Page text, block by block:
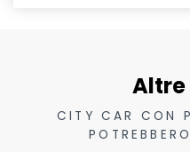
CITY CAR CON